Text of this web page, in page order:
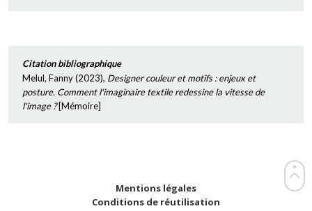
Citation bibliographique
Melul, Fanny(2023), Designer couleur et motifs : enjeux et
posture. Comment l'imaginaire textile redessine la vitesse de
l'image ?[Mémoire]
Mentions légales
Conditions de réutilisation